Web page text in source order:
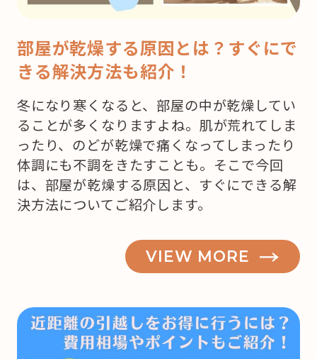
部屋が乾燥する原因とは？すぐにで
きる解決方法も紹介！
冬になり寒くなると、部屋の中が乾燥してい
ることが多くなりますよね。肌が荒れてしま
ったり、のどが乾燥で痛くなってしまったり
体調にも不調をきたすことも。そこで今回
は、部屋が乾燥する原因と、すぐにできる解
決方法についてご紹介します。
VIEW MORE